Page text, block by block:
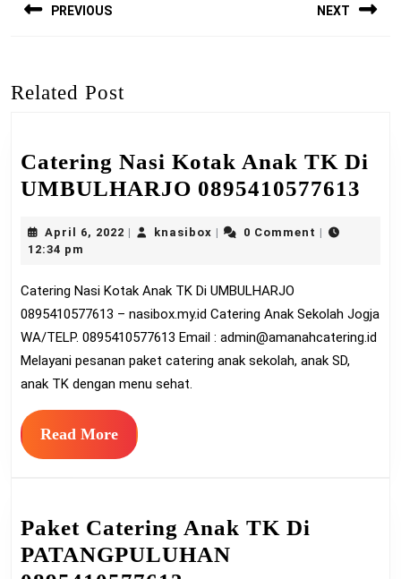
navigation
PREVIOUS NEXT
Related Post
Catering Nasi Kotak Anak TK Di
UMBULHARJO 0895410577613
Di
April 6, 2022 April
| knasiboxknasibox
| 0 Comment |
12:34 pm
Catering Nasi Kotak Anak TK Di UMBULHARJO
0895410577613 – nasibox.my.id Catering Anak Sekolah Jogja
WA/TELP. 0895410577613 Email : admin@amanahcatering.id
Melayani pesanan paket catering anak sekolah, anak SD,
anak TK dengan menu sehat.
Read MoreRead
More
Paket Catering Anak TK Di
PATANGPULUHAN